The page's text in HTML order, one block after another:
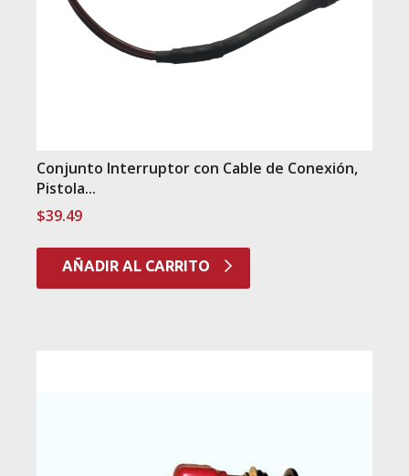
Conjunto Interruptor con Cable de Conexión,
Pistola...
$39.49
AÑADIR AL CARRITO